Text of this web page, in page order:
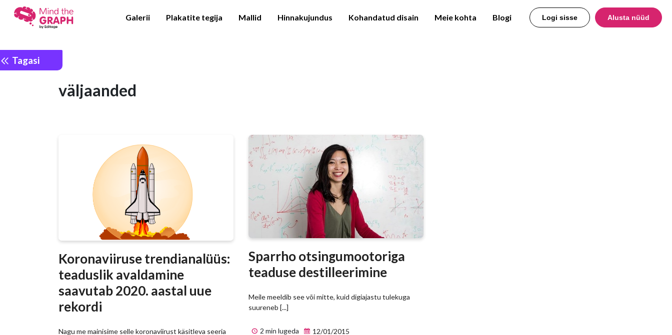
Galerii Plakatite tegija Mallid Hinnakujundus Kohandatud disain Meie kohta Blogi Logi sisse Alusta nüüd
Tagasi
väljaanded
Koronaviiruse trendianalüüs:
teaduslik avaldamine
saavutab 2020. aastal uue
rekordi
Nagu me mainisime selle koronaviirust käsitleva seeria
Sparrho otsingumootoriga
teaduse destilleerimine
Meile meeldib see või mitte, kuid digiajastu tulekuga
suureneb [...]
2 min lugeda 12/01/2015